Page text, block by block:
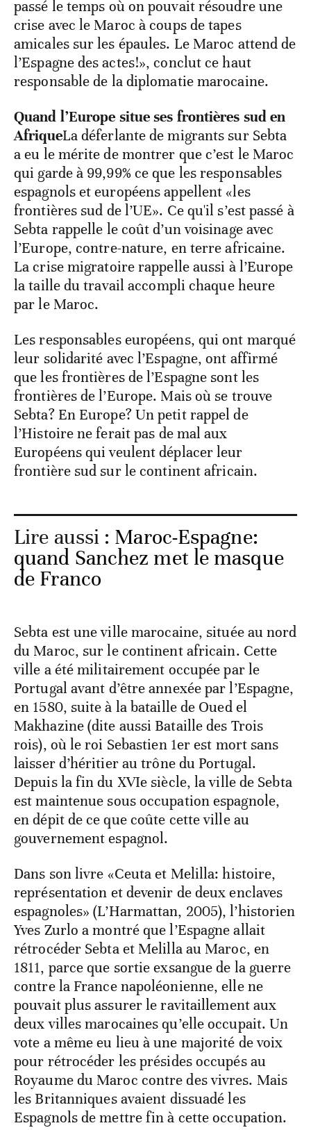
passé le temps où on pouvait résoudre une
crise avec le Maroc à coups de tapes
amicales sur les épaules. Le Maroc attend de
l’Espagne des actes!», conclut ce haut
responsable de la diplomatie marocaine.
Quand l’Europe situe ses frontières sud en
AfriqueLa déferlante de migrants sur Sebta
a eu le mérite de montrer que c’est le Maroc
qui garde à 99,99% ce que les responsables
espagnols et européens appellent «les
frontières sud de l’UE». Ce qu'il s’est passé à
Sebta rappelle le coût d’un voisinage avec
l’Europe, contre-nature, en terre africaine.
La crise migratoire rappelle aussi à l’Europe
la taille du travail accompli chaque heure
par le Maroc.
Les responsables européens, qui ont marqué
leur solidarité avec l’Espagne, ont affirmé
que les frontières de l’Espagne sont les
frontières de l’Europe. Mais où se trouve
Sebta? En Europe? Un petit rappel de
l’Histoire ne ferait pas de mal aux
Européens qui veulent déplacer leur
frontière sud sur le continent africain.
Lire aussi : Maroc-Espagne:
quand Sanchez met le masque
de Franco
Sebta est une ville marocaine, située au nord
du Maroc, sur le continent africain. Cette
ville a été militairement occupée par le
Portugal avant d’être annexée par l’Espagne,
en 1580, suite à la bataille de Oued el
Makhazine (dite aussi Bataille des Trois
rois), où le roi Sebastien 1er est mort sans
laisser d’héritier au trône du Portugal.
Depuis la fin du XVIe siècle, la ville de Sebta
est maintenue sous occupation espagnole,
en dépit de ce que coûte cette ville au
gouvernement espagnol.
Dans son livre «Ceuta et Melilla: histoire,
représentation et devenir de deux enclaves
espagnoles» (L’Harmattan, 2005), l’historien
Yves Zurlo a montré que l’Espagne allait
rétrocéder Sebta et Melilla au Maroc, en
1811, parce que sortie exsangue de la guerre
contre la France napoléonienne, elle ne
pouvait plus assurer le ravitaillement aux
deux villes marocaines qu’elle occupait. Un
vote a même eu lieu à une majorité de voix
pour rétrocéder les présides occupés au
Royaume du Maroc contre des vivres. Mais
les Britanniques avaient dissuadé les
Espagnols de mettre fin à cette occupation.